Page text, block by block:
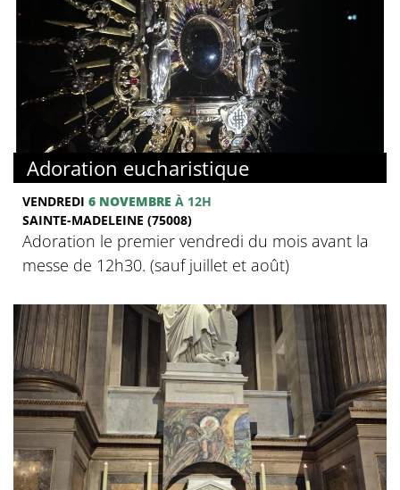
Adoration eucharistique
VENDREDI 6 NOVEMBRE À 12H
SAINTE-MADELEINE (75008)
Adoration le premier vendredi du mois avant la
messe de 12h30. (sauf juillet et août)